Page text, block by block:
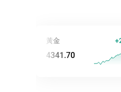
+2.41%
4341.70